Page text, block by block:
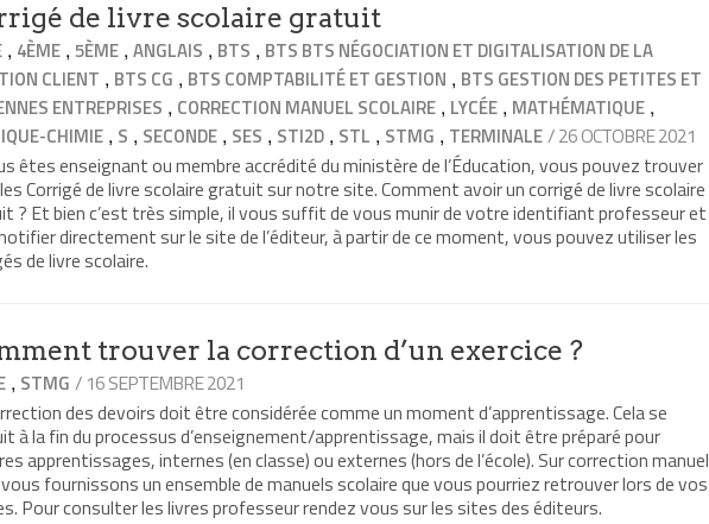
de livre scolaire gratuit
, 4ÈME ,5ÈME ,ANGLAIS , BTS , BTS BTS NÉGOCIATION ET DIGITALISATION DE LA
CLIENT , BTS CG , BTS COMPTABILITÉ ET GESTION , BTS GESTION DES PETITES ET
ENTREPRISES , CORRECTION MANUEL SCOLAIRE , LYCÉE , MATHÉMATIQUE ,
CHIMIE , S , SECONDE , SES , STI2D , STL , STMG , TERMINALE/ 26 OCTOBRE 2021
êtes enseignant ou membre accrédité du ministère de l’Éducation, vous pouvez trouver
Corrigé de livre scolaire gratuit sur notre site. Comment avoir un corrigé de livre scolaire
? Et bien c’est très simple, il vous suffit de vous munir de votre identifiant professeur et
directement sur le site de l’éditeur, à partir de ce moment, vous pouvez utiliser les
de livre scolaire.
trouver la correction d’un exercice ?
, STMG / 16 SEPTEMBRE 2021
des devoirs doit être considérée comme un moment d’apprentissage. Cela se
à la fin du processus d’enseignement/apprentissage, mais il doit être préparé pour
apprentissages, internes (en classe) ou externes (hors de l’école). Sur correction manuel
fournissons un ensemble de manuels scolaire que vous pourriez retrouver lors de vos
Pour consulter les livres professeur rendez vous sur les sites des éditeurs.